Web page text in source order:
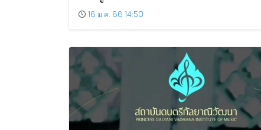
16 ม.ค. 66 14:50